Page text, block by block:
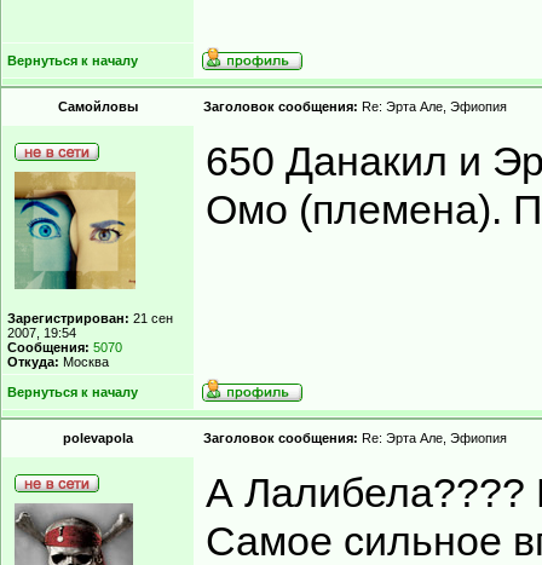
Вернуться к началу
Самойловы Заголовок сообщения: Re: Эрта Але, Эфиопия
Зарегистрирован: 21 сен
2007, 19:54
Сообщения: 5070
Откуда: Москва
650 Данакил и
Омо (племена).
Вернуться к началу
polevapola Заголовок сообщения: Re: Эрта Але, Эфиопия
А Лалибела????
Самое сильное